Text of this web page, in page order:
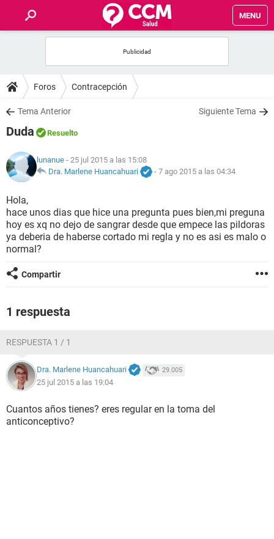
MENU
FOROS
SALUD
FAMILIA
NUTRICIÓN
BIENESTAR
SEXUALIDAD
GLOSARIO
Foros Contracepción
Tema Anterior Siguiente Tema
Duda Resuelto
lunanue - 25 jul 2015 a las 15:08
Dra. Marlene Huancahuari
- 7 ago 2015 a las 04:34
Hola,
hace unos dias que hice una pregunta pues bien,mi preguna
hoy es xq no dejo de sangrar desde que empece las pildoras
ya deberia de haberse cortado mi regla y no es asi es malo o
normal?
Compartir
1 respuesta
RESPUESTA 1 / 1
Dra. Marlene Huancahuari 29.005
25 jul 2015 a las 19:04
Cuantos años tienes? eres regular en la toma del
anticonceptivo?